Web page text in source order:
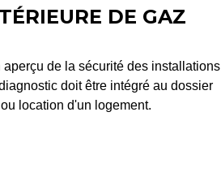
DE GAZ
de la sécurité des installations
doit être intégré au dossier
location d'un logement.